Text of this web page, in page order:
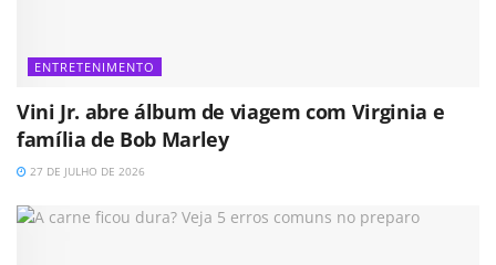
ENTRETENIMENTO
Vini Jr. abre álbum de viagem com Virginia e
família de Bob Marley
27 DE JULHO DE 2026